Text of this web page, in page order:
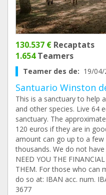
130.537 € Recaptats
1.654Teamers
Teamer des de: 19/
Santuario Winston
This is a sanctuary to help
and other species. Live 64
sanctuary. The
120 euros if they are in
amount can go up to a
thousands. We do not
NEED YOU THE
THEM. For those who can
do so at: IBAN acc. num.
3677